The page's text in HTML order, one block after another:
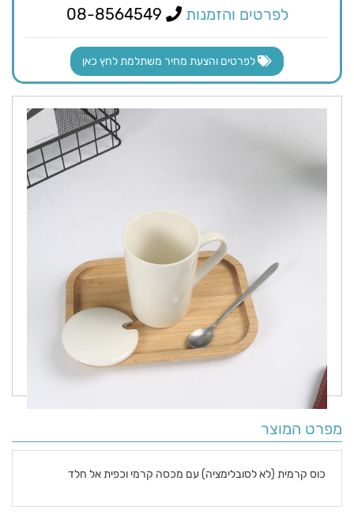
לפרטים והזמנות
לפרטים והצעת מחיר משתלמת לחץ כאן
מפרט המוצר
כוס קרמית (לא לסובלימציה) עם מכסה קרמי וכפית אל חלד